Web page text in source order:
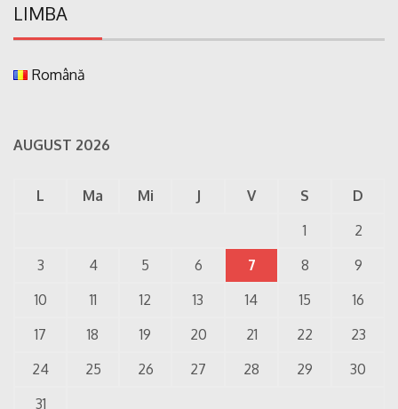
LIMBA
Română
AUGUST 2026
L Ma Mi J V S
D
1
2
3
4 5 6 7 8
9
10
11 12 13 14 15
16
17
18 19 20 21 22
23
24
25 26 27 28 29
30
31